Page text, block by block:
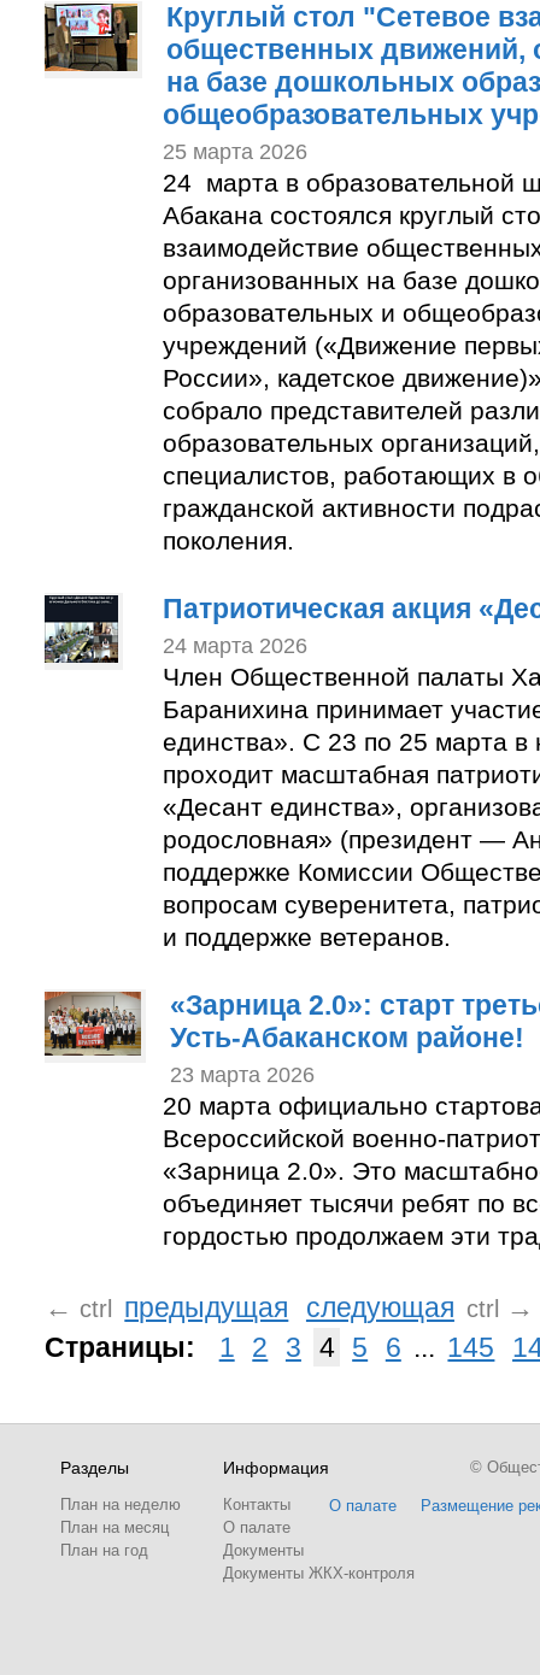
Круглый стол "Сетевое
общественных движений,
на базе дошкольных
общеобразовательных
25 марта 2026
24 марта в образовательной
Абакана состоялся круглый
взаимодействие
организованных на базе
образовательных и
учреждений («Движение
России», кадетское
собрало представителей
образовательных
специалистов, работающих в
гражданской активности
поколения.
Патриотическая акция
24 марта 2026
Член Общественной палаты
Баранихина принимает
единства». С 23 по 25 марта в
проходит масштабная
«Десант единства»,
родословная» (президент —
поддержке Комиссии
вопросам суверенитета,
и поддержке ветеранов.
«Зарница 2.0»: старт
Усть-Абаканском районе!
23 марта 2026
20 марта официально
Всероссийской военно-
«Зарница 2.0». Это
объединяет тысячи ребят по
гордостью продолжаем эти
← ctrl предыдущая следующая ctrl
→
Страницы:
1 2 3 4 5 6 ... 145
Разделы
План на неделю
План на месяц
План на год
Информация
Контакты
О палате
Документы
Документы ЖКХ-контроля
О палате Размещение
©